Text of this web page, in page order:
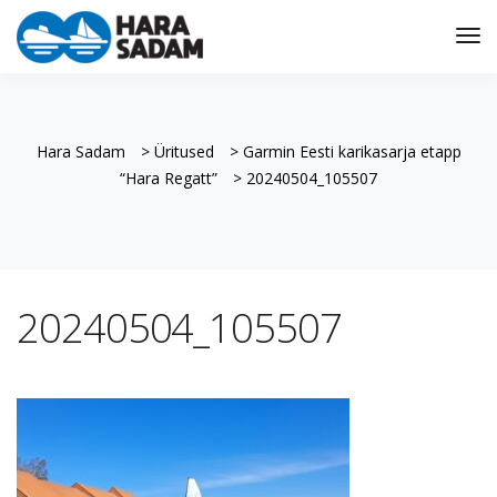
Hara Sadam > Üritused > Garmin Eesti karikasarja etapp
“Hara Regatt”
> 20240504_105507
20240504_105507